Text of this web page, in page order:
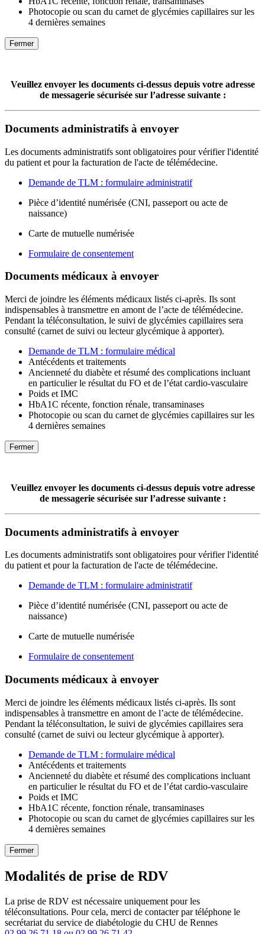
Photocopie ou scan du carnet de glycémies capillaires sur les
4 dernières semaines
Fermer
Veuillez envoyer les documents ci-dessus depuis votre adresse
de messagerie sécurisée sur l’adresse suivante :
Documents administratifs à envoyer
Les documents administratifs sont obligatoires pour vérifier l'identité
du patient et pour la facturation de l'acte de télémédecine.
Demande de TLM : formulaire administratif
Pièce d’identité numérisée (CNI, passeport ou acte de
naissance)
Carte de mutuelle numérisée
Formulaire de consentement
Documents médicaux à envoyer
Merci de joindre les éléments médicaux listés ci-après. Ils sont
indispensables à transmettre en amont de l’acte de télémédecine.
Pendant la téléconsultation, le suivi de glycémies capillaires sera
consulté (carnet de suivi ou lecteur glycémique à apporter).
Demande de TLM : formulaire médical
Antécédents et traitements
Ancienneté du diabète et résumé des complications incluant
en particulier le résultat du FO et de l’état cardio-vasculaire
Poids et IMC
HbA1C récente, fonction rénale, transaminases
Photocopie ou scan du carnet de glycémies capillaires sur les
4 dernières semaines
Fermer
Veuillez envoyer les documents ci-dessus depuis votre adresse
de messagerie sécurisée sur l’adresse suivante :
Documents administratifs à envoyer
Les documents administratifs sont obligatoires pour vérifier l'identité
du patient et pour la facturation de l'acte de télémédecine.
Demande de TLM : formulaire administratif
Pièce d’identité numérisée (CNI, passeport ou acte de
naissance)
Carte de mutuelle numérisée
Formulaire de consentement
Documents médicaux à envoyer
Merci de joindre les éléments médicaux listés ci-après. Ils sont
indispensables à transmettre en amont de l’acte de télémédecine.
Pendant la téléconsultation, le suivi de glycémies capillaires sera
consulté (carnet de suivi ou lecteur glycémique à apporter).
Demande de TLM : formulaire médical
Antécédents et traitements
Ancienneté du diabète et résumé des complications incluant
en particulier le résultat du FO et de l’état cardio-vasculaire
Poids et IMC
HbA1C récente, fonction rénale, transaminases
Photocopie ou scan du carnet de glycémies capillaires sur les
4 dernières semaines
Fermer
Modalités de prise de RDV
La prise de RDV est nécessaire uniquement pour les
téléconsultations. Pour cela, merci de contacter par téléphone le
secrétariat du service de diabétologie du CHU de Rennes